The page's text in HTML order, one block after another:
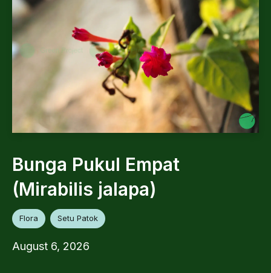
Bunga Pukul Empat
(Mirabilis jalapa)
Flora Setu Patok
August 6, 2026